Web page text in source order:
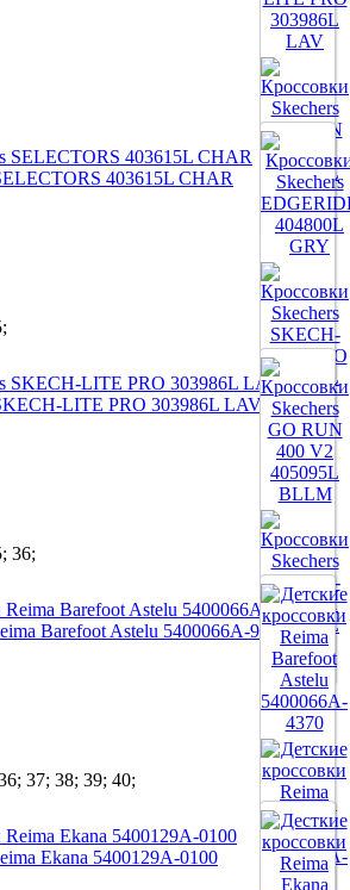
Все цвета
Все цвета
403615L CHAR
Все цвета
LITE PRO 303986L LAV
36;
Barefoot Astelu 5400066A-9990
37; 38; 39; 40;
Ekana 5400129A-0100